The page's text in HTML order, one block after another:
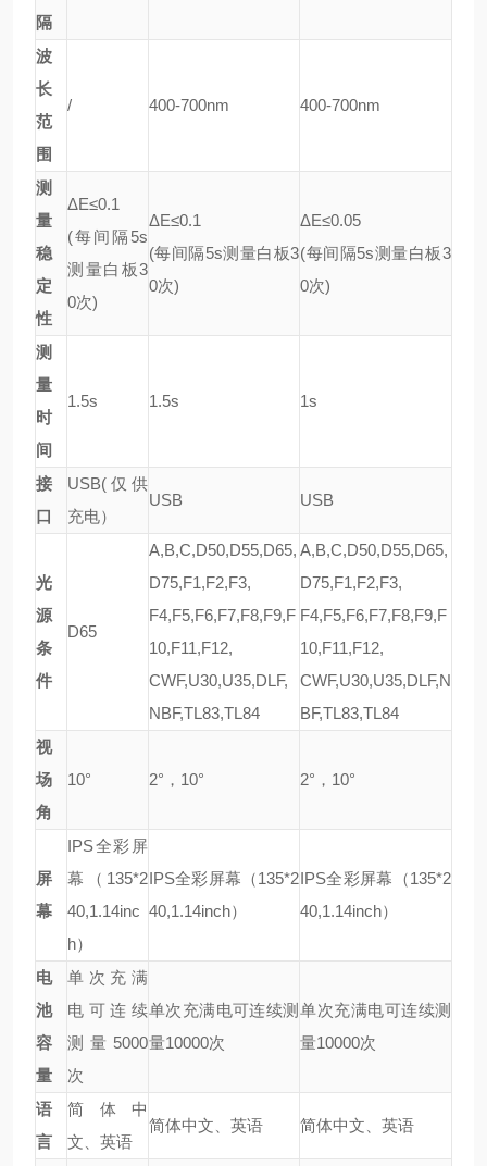
隔
波
长
范
围
/ 400-700nm 400-700nm
测
量
稳
定
性
ΔE≤0.1
(每间隔5s
测量白板3
0次)
ΔE≤0.1
(每间隔5s测量白板3
0次)
ΔE≤0.05
(每间隔5s测量白板3
0次)
测
量
时
间
1.5s 1.5s 1s
接
口
USB(仅供
充电）
USB USB
光
源
条
件
D65
A,B,C,D50,D55,D65,
D75,F1,F2,F3,
F4,F5,F6,F7,F8,F9,F
10,F11,F12,
CWF,U30,U35,DLF,
NBF,TL83,TL84
A,B,C,D50,D55,D65,
D75,F1,F2,F3,
F4,F5,F6,F7,F8,F9,F
10,F11,F12,
CWF,U30,U35,DLF,N
BF,TL83,TL84
视
场
角
10° 2°，10° 2°，10°
屏
幕
IPS全彩屏
幕（135*2
40,1.14inc
h）
IPS全彩屏幕（135*2
40,1.14inch）
IPS全彩屏幕（135*2
40,1.14inch）
电
池
容
量
单次充满
电可连续
测量5000
次
单次充满电可连续测
量10000次
单次充满电可连续测
量10000次
语
言
简体中
文、英语
简体中文、英语 简体中文、英语